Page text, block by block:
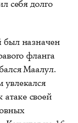
себя долго
назначен
фланга
Маалул.
увлекался
своей